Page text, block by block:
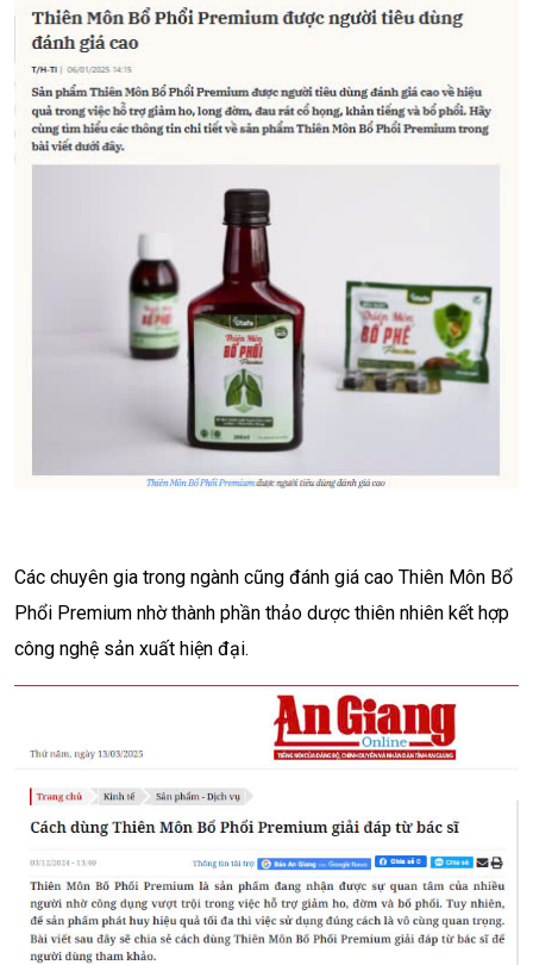
Các chuyên gia trong ngành cũng đánh giá cao Thiên Môn Bổ
Phổi Premium nhờ thành phần thảo dược thiên nhiên kết hợp
công nghệ sản xuất hiện đại.